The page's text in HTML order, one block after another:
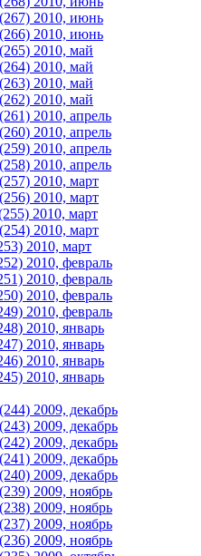
2010, июнь
2010, июнь
2010, май
2010, май
2010, май
2010, май
2010, апрель
2010, апрель
2010, апрель
2010, апрель
2010, март
2010, март
2010, март
2010, март
2010, март
2010, февраль
2010, февраль
2010, февраль
2010, февраль
2010, январь
2010, январь
2010, январь
2010, январь
2009, декабрь
2009, декабрь
2009, декабрь
2009, декабрь
2009, декабрь
2009, ноябрь
2009, ноябрь
2009, ноябрь
2009, ноябрь